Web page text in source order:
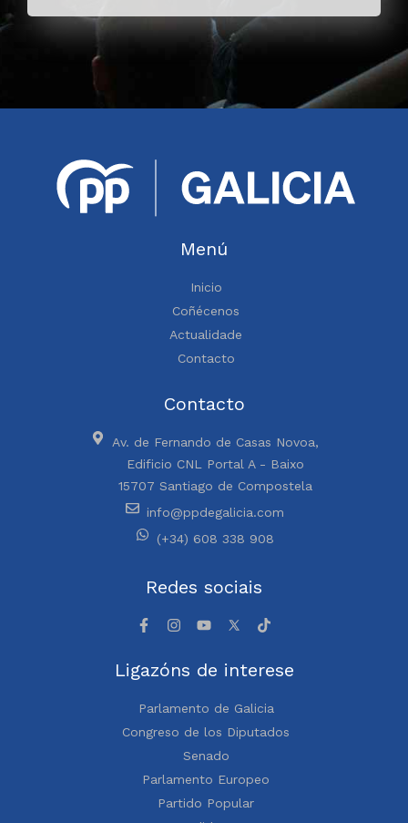
Menú
Inicio
Coñécenos
Actualidade
Contacto
Contacto
Av. de Fernando de Casas Novoa,
Edificio CNL Portal A - Baixo
15707 Santiago de Compostela
info@ppdegalicia.com
(+34) 608 338 908
Redes sociais
Ligazóns de interese
Parlamento de Galicia
Congreso de los Diputados
Senado
Parlamento Europeo
Partido Popular